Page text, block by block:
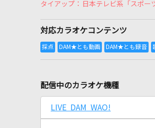
日本テレビ系「スポー
対応カラオケコンテンツ
配信中のカラオケ機種
LIVE DAM WAO!